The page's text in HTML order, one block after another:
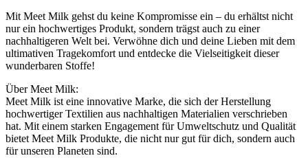
Mit Meet Milk gehst du keine Kompromisse ein – du erhältst nicht
nur ein hochwertiges Produkt, sondern trägst auch zu einer
nachhaltigeren Welt bei. Verwöhne dich und deine Lieben mit dem
ultimativen Tragekomfort und entdecke die Vielseitigkeit dieser
wunderbaren Stoffe!
Über Meet Milk:
Meet Milk ist eine innovative Marke, die sich der Herstellung
hochwertiger Textilien aus nachhaltigen Materialien verschrieben
hat. Mit einem starken Engagement für Umweltschutz und Qualität
bietet Meet Milk Produkte, die nicht nur gut für dich, sondern auch
für unseren Planeten sind.